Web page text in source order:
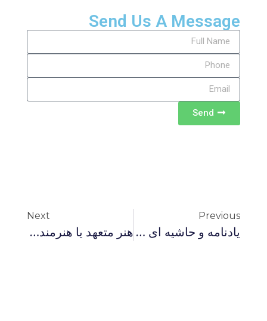
Send Us A Message
Send
Previous
یادنامه و حاشیه ای بر فقه سیاسی داود فیرحی
Next
هنر متعهد یا هنرمند متعهد؟